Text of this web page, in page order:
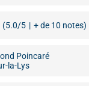
(5.0/5 | + de 10 notes)
Poincaré
la-Lys